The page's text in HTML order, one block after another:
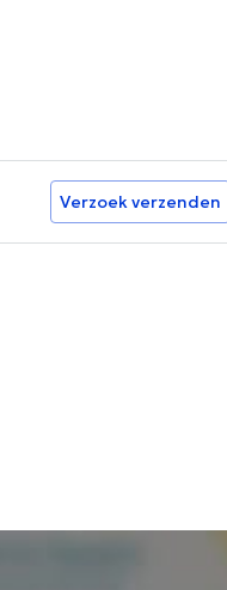
Verzoek verzenden